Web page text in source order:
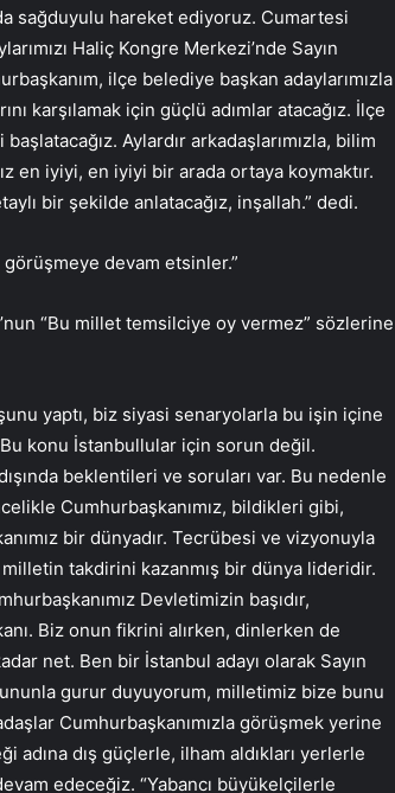
sağduyulu hareket ediyoruz. Cumartesi
Haliç Kongre Merkezi’nde Sayın
ilçe belediye başkan adaylarımızla
karşılamak için güçlü adımlar atacağız. İlçe
Aylardır arkadaşlarımızla, bilim
en iyiyi, en iyiyi bir arada ortaya koymaktır.
bir şekilde anlatacağız, inşallah.” dedi.
devam etsinler.”
“Bu millet temsilciye oy vermez” sözlerine
yaptı, biz siyasi senaryolarla bu işin içine
konu İstanbullular için sorun değil.
beklentileri ve soruları var. Bu nedenle
Cumhurbaşkanımız, bildikleri gibi,
bir dünyadır. Tecrübesi ve vizyonuyla
milletin takdirini kazanmış bir dünya lideridir.
Devletimizin başıdır,
Biz onun fikrini alırken, dinlerken de
net. Ben bir İstanbul adayı olarak Sayın
gurur duyuyorum, milletimiz bize bunu
Cumhurbaşkanımızla görüşmek yerine
dış güçlerle, ilham aldıkları yerlerle
edeceğiz. “Yabancı büyükelçilerle